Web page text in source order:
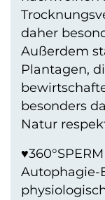
daher
Außerdem
Plantagen,
besonders
Natur
Autophagie-